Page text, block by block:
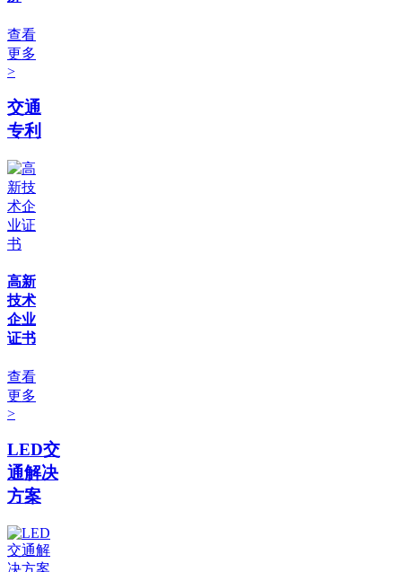
查看
更多
>
交通
专利
高新
技术
企业
证书
查看
更多
>
LED交
通解决
方案